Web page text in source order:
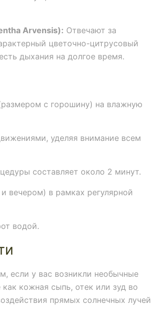
Arvensis): Отвечают за
цветочно-цитрусовый
дыхания на долгое время.
с горошину) на влажную
уделяя внимание всем
составляет около 2 минут.
вечером) в рамках регулярной
водой.
если у вас возникли необычные
кожная сыпь, отек или зуд во
прямых солнечных лучей